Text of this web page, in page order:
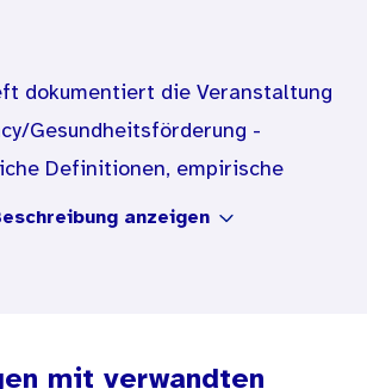
dokumentiert die Veranstaltung
Gesundheitsförderung -
Definitionen, empirische
Nutzen«, die im
für gesundheitliche
anzeigen
mit verwandten